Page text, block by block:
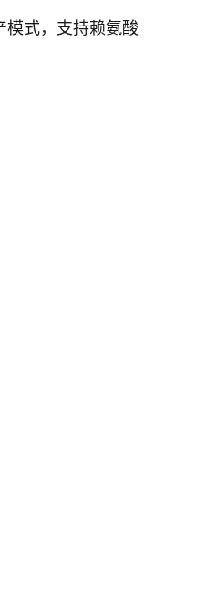
模式，支持赖氨酸